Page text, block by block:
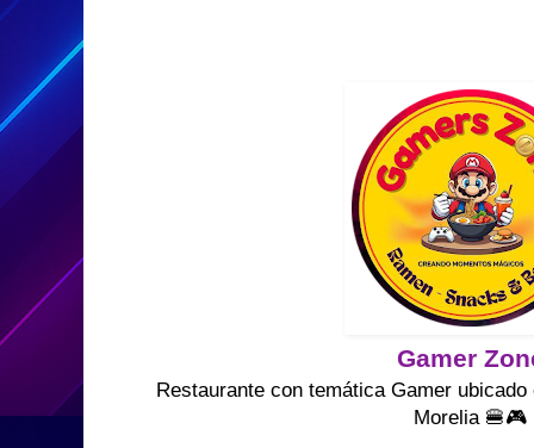
Gamer
Restaurante con temática Gamer
Morelia 🍔🎮